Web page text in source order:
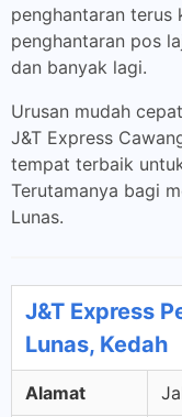
penghantaran terus
penghantaran pos
dan banyak lagi.
Urusan mudah
J&T Express
tempat terbaik
Terutamanya bagi
Lunas.
J&T Express
Lunas, Kedah
Alamat